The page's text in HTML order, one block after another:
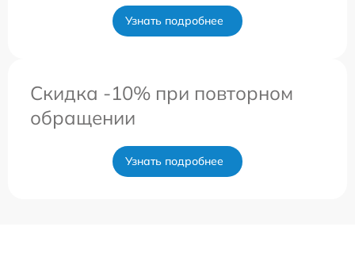
Узнать подробнее
Скидка -10% при повторном
обращении
Узнать подробнее